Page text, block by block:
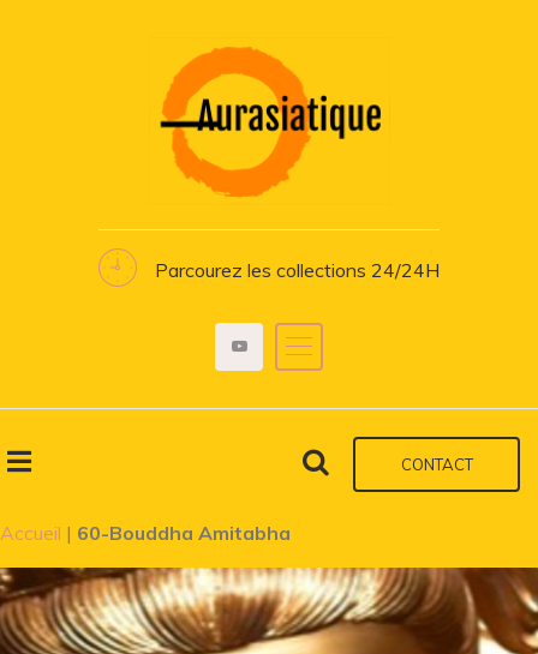
Parcourez les collections 24/24H
CONTACT
Accueil | 60-Bouddha Amitabha